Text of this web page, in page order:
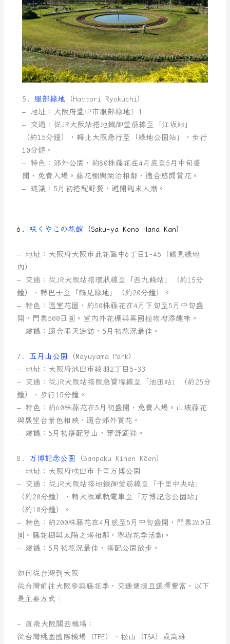
5.服部綠地 （Hattori Ryokuchi）
– 地址：大阪府豐中市服部綠地1-1
– 交通：從JR大阪站搭地鐵御堂筋線至「江坂站」
（約15分鐘），轉北大阪急行至「綠地公園站」，步行
10分鐘。
– 特色：郊外公園，約80株藤花在4月底至5月中旬盛
開，免費入場。藤花棚與湖泊相鄰，適合悠閒賞花。
– 建議：5月初搭配野餐，避開週末人潮。
6. 咲くやこの花館 （Saku-ya Kono Hana Kan）
– 地址：大阪府大阪市此花區中6丁目1-45（鶴見綠地
內）
– 交通：從JR大阪站搭環狀線至「西九條站」（約15分
鐘），轉巴士至「鶴見綠地」（約20分鐘）。
– 特色：溫室花園，約50株藤花在4月下旬至5月中旬盛
開，門票500日圓。室內外花棚與異國植物增添趣味。
– 建議：適合雨天造訪，5月初花況最佳。
7.五月山公園
（Mayuyama Park）
– 地址：大阪府池田市綾羽2丁目5-33
– 交通：從JR大阪站搭阪急寶塚線至「池田站」（約25分
鐘），步行15分鐘。
– 特色：約60株藤花在5月初盛開，免費入場。山坡藤花
與展望台景色相映，適合郊外賞花。
– 建議：5月初搭配登山，穿舒適鞋。
8. 万博記念公園
（Banpaku Kinen Kōen）
– 地址：大阪府吹田市千里万博公園
– 交通：從JR大阪站搭地鐵御堂筋線至「千里中央站」
（約20分鐘），轉大阪單軌電車至「万博記念公園站」
（約10分鐘）。
– 特色：約200株藤花在4月底至5月中旬盛開，門票260日
圓。藤花棚與太陽之塔相鄰，舉辦花季活動。
– 建議：5月初花況最佳，搭配公園散步。
如何從台灣到大阪
從台灣前往大阪參與藤花季，交通便捷且選擇豐富，以下
是主要方式：
– 直飛大阪關西機場：
從台灣桃園國際機場（TPE）、松山（TSA）或高雄